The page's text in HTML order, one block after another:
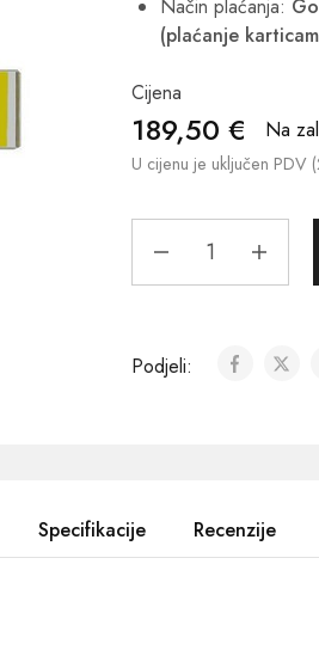
Način plaćanja:
(plaćanje
Cijena
189,50€ Na
U cijenu je uključen PDV
Podjeli:
Specifikacije Recenzije